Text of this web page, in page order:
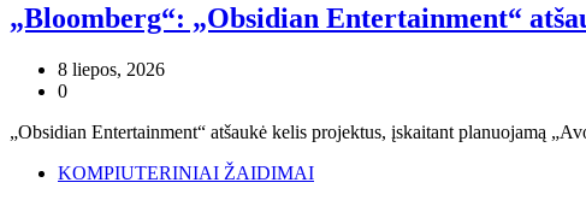
„Bloomberg“: „Obsidian Entertainment“
8 liepos, 2026
0
„Obsidian Entertainment“ atšaukė kelis projektus, įskaitant planuojamą
KOMPIUTERINIAI ŽAIDIMAI